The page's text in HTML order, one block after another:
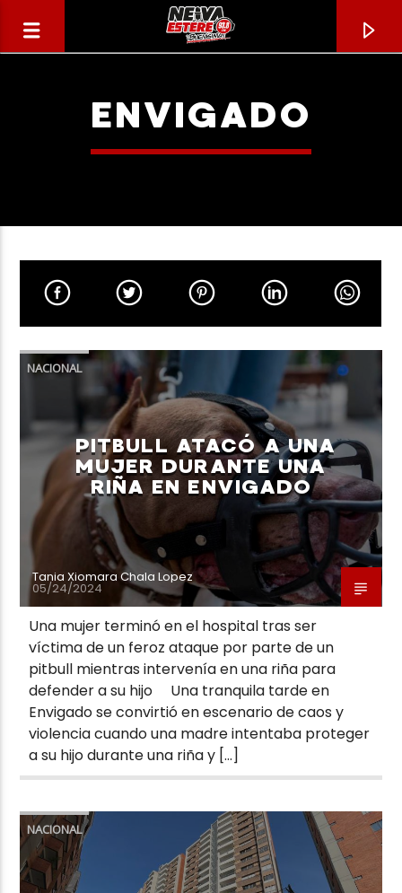
TÍTULO
Neiva Estereo
ENVIGADO
NACIONAL
PITBULL ATACÓ A UNA
MUJER DURANTE UNA
RIÑA EN ENVIGADO
Tania Xiomara Chala Lopez
05/24/2024
Una mujer terminó en el hospital tras ser
víctima de un feroz ataque por parte de un
pitbull mientras intervenía en una riña para
defender a su hijo Una tranquila tarde en
Envigado se convirtió en escenario de caos y
violencia cuando una madre intentaba proteger
a su hijo durante una riña y […]
NACIONAL